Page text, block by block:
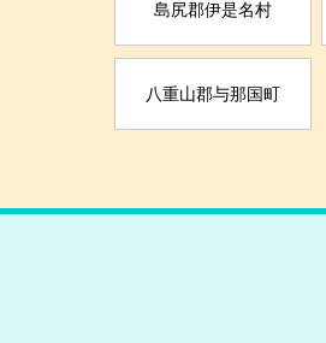
島尻郡伊是名村
八重山郡与那国町